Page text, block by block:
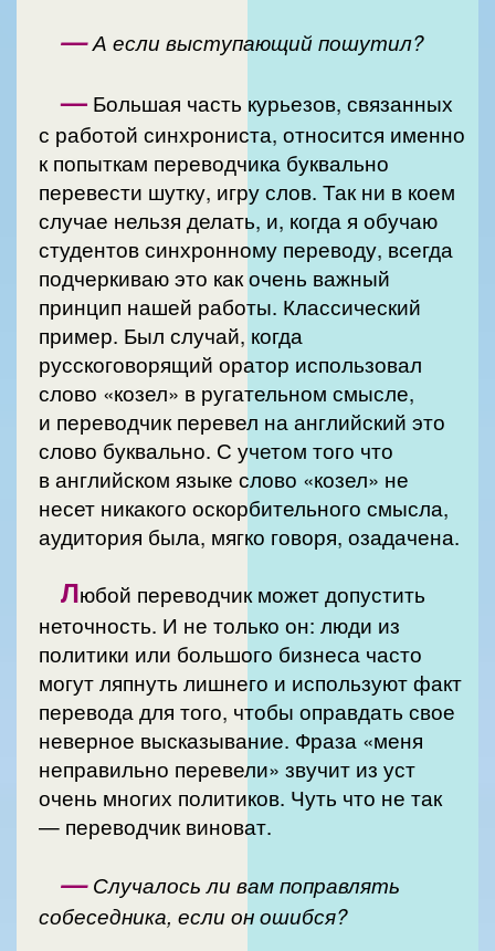
—А если выступающий пошутил?
— Большая часть курьезов, связанных
с работой синхрониста, относится именно
к попыткам переводчика буквально
перевести шутку, игру слов. Так ни в коем
случае нельзя делать, и, когда я обучаю
студентов синхронному переводу, всегда
подчеркиваю это как очень важный
принцип нашей работы. Классический
пример. Был случай, когда
русскоговорящий оратор использовал
слово «козел» в ругательном смысле,
и переводчик перевел на английский это
слово буквально. С учетом того что
в английском языке слово «козел» не
несет никакого оскорбительного смысла,
аудитория была, мягко говоря, озадачена.
Любой переводчик может допустить
неточность. И не только он: люди из
политики или большого бизнеса часто
могут ляпнуть лишнего и используют факт
перевода для того, чтобы оправдать свое
неверное высказывание. Фраза «меня
неправильно перевели» звучит из уст
очень многих политиков. Чуть что не так
— переводчик виноват.
—Случалось ли вам поправлять
собеседника, если он ошибся?